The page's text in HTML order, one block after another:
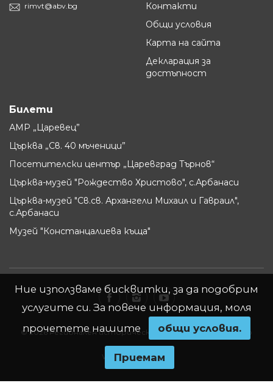
rimvt@abv.bg
Контакти
Общи условия
Карта на сайта
Декларация за
достъпност
Билети
АМР „Царевец”
Църква „Св. 40 мъченици”
Посетителски център „Царевград Търнов“
Църква-музей "Рождество Христово", с.Арбанаси
Църква-музей "Св.св. Архангели Михаил и Гавраил",
с.Арбанаси
Музей "Констанцалиева къща"
© 2026 Регионален исторически музей - Велико Търново
Website byWebInfit
Ние използваме бисквитки, за да подобрим
услугите си. За повече информация, моля
прочетете нашите
oбщи условия.
Приемам